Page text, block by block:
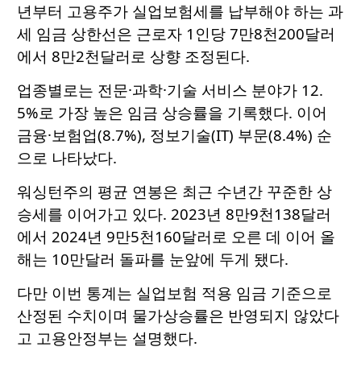
년부터 고용주가 실업보험세를 납부해야 하는 과
세 임금 상한선은 근로자 1인당 7만8천200달러
에서 8만2천달러로 상향 조정된다.
업종별로는 전문·과학·기술 서비스 분야가 12.
5%로 가장 높은 임금 상승률을 기록했다. 이어
금융·보험업(8.7%), 정보기술(IT) 부문(8.4%) 순
으로 나타났다.
워싱턴주의 평균 연봉은 최근 수년간 꾸준한 상
승세를 이어가고 있다. 2023년 8만9천138달러
에서 2024년 9만5천160달러로 오른 데 이어 올
해는 10만달러 돌파를 눈앞에 두게 됐다.
다만 이번 통계는 실업보험 적용 임금 기준으로
산정된 수치이며 물가상승률은 반영되지 않았다
고 고용안정부는 설명했다.